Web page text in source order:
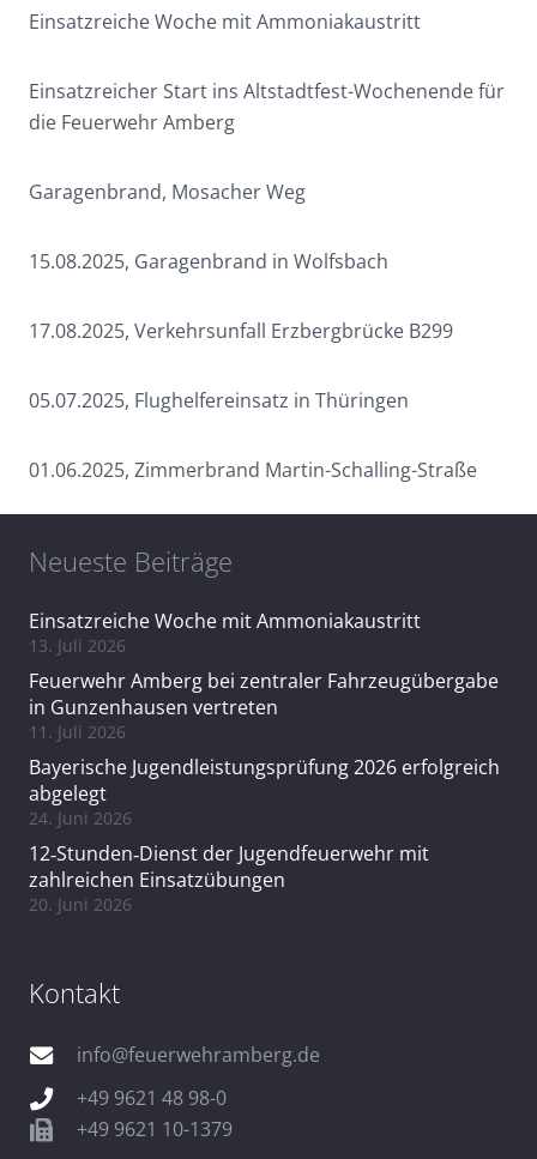
Einsatzreiche Woche mit Ammoniakaustritt
Einsatzreicher Start ins Altstadtfest-Wochenende für
die Feuerwehr Amberg
Garagenbrand, Mosacher Weg
15.08.2025, Garagenbrand in Wolfsbach
17.08.2025, Verkehrsunfall Erzbergbrücke B299
05.07.2025, Flughelfereinsatz in Thüringen
01.06.2025, Zimmerbrand Martin-Schalling-Straße
Neueste Beiträge
Einsatzreiche Woche mit Ammoniakaustritt
13. Juli 2026
Feuerwehr Amberg bei zentraler Fahrzeugübergabe
in Gunzenhausen vertreten
11. Juli 2026
Bayerische Jugendleistungsprüfung 2026 erfolgreich
abgelegt
24. Juni 2026
12‑Stunden‑Dienst der Jugendfeuerwehr mit
zahlreichen Einsatzübungen
20. Juni 2026
Kontakt
info@feuerwehramberg.de
+49 9621 48 98-0
+49 9621 10-1379